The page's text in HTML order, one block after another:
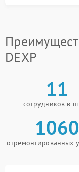
DEXP
11
сотрудников в
1060
отремонтированных